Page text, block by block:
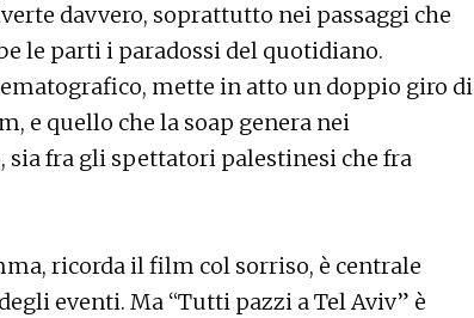
davvero, soprattutto nei passaggi che
le parti i paradossi del quotidiano.
mette in atto un doppio giro di
e quello che la soap genera nei
fra gli spettatori palestinesi che fra
ricorda il film col sorriso, è centrale
eventi. Ma “Tutti pazzi a Tel Aviv” è